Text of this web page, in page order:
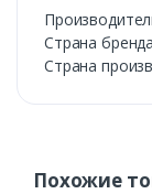
Страна
Страна
Похожие